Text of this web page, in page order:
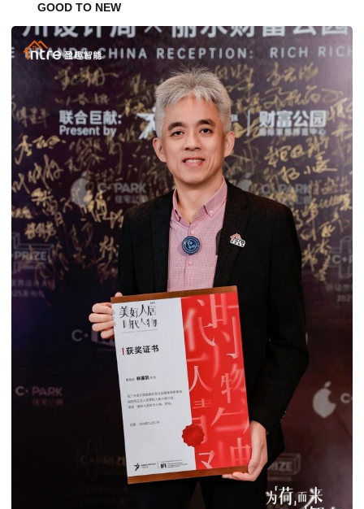
GOOD TO NEW